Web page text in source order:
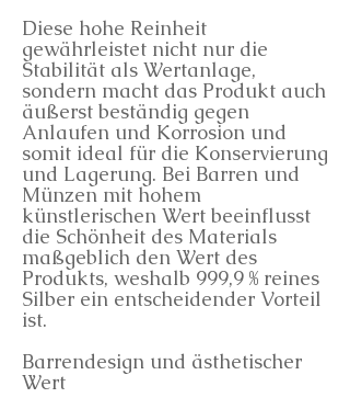
Diese hohe Reinheit
gewährleistet nicht nur die
Stabilität als Wertanlage,
sondern macht das Produkt auch
äußerst beständig gegen
Anlaufen und Korrosion und
somit ideal für die Konservierung
und Lagerung. Bei Barren und
Münzen mit hohem
künstlerischen Wert beeinflusst
die Schönheit des Materials
maßgeblich den Wert des
Produkts, weshalb 999,9 % reines
Silber ein entscheidender Vorteil
ist.
Barrendesign und ästhetischer
Wert